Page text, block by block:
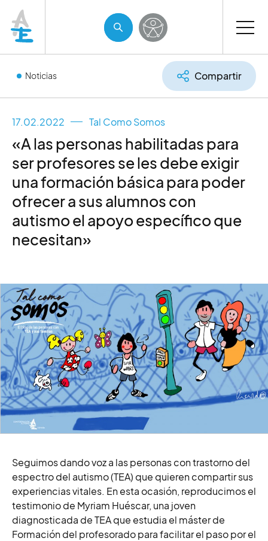
Noticias Compartir
17.02.2022 Tal Como Somos
«A las personas habilitadas para
ser profesores se les debe exigir
una formación básica para poder
ofrecer a sus alumnos con
autismo el apoyo específico que
necesitan»
Seguimos dando voz a las personas con trastorno del
espectro del autismo (TEA) que quieren compartir sus
experiencias vitales. En esta ocasión, reproducimos el
testimonio de Myriam Huéscar, una joven
diagnosticada de TEA que estudia el máster de
Formación del profesorado para facilitar el paso por el